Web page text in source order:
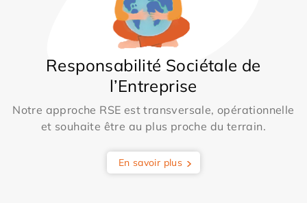
Responsabilité Sociétale de
l’Entreprise
Notre approche RSE est transversale, opérationnelle
et souhaite être au plus proche du terrain.
En savoir plus